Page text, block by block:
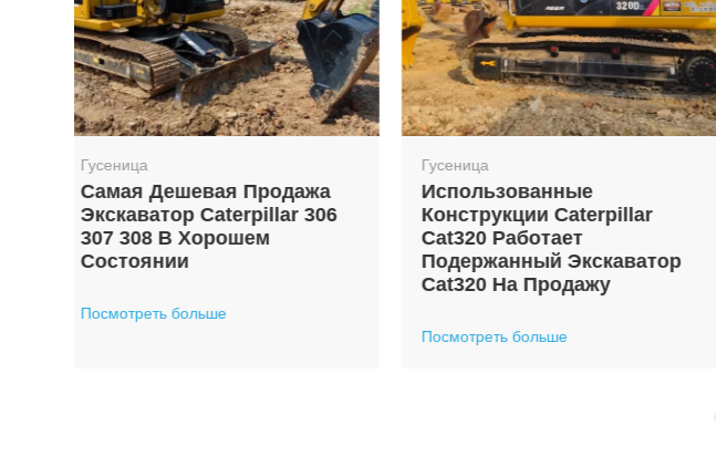
Гусеница
Использованные
Конструкции Caterpillar
Cat320 Работает
Подержанный Экскаватор
Гусеница
Гусеничный Экскаватор
Caterpillar 307E
Construction Equipment,
Бывший В Употреблении